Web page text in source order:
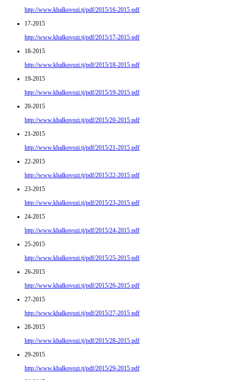
http://www.khalkovozi.tj/pdf/2015/16-2015.pdf
17-2015
http://www.khalkovozi.tj/pdf/2015/17-2015.pdf
18-2015
http://www.khalkovozi.tj/pdf/2015/18-2015.pdf
19-2015
http://www.khalkovozi.tj/pdf/2015/19-2015.pdf
20-2015
http://www.khalkovozi.tj/pdf/2015/20-2015.pdf
21-2015
http://www.khalkovozi.tj/pdf/2015/21-2015.pdf
22-2015
http://www.khalkovozi.tj/pdf/2015/22-2015.pdf
23-2015
http://www.khalkovozi.tj/pdf/2015/23-2015.pdf
24-2015
http://www.khalkovozi.tj/pdf/2015/24-2015.pdf
25-2015
http://www.khalkovozi.tj/pdf/2015/25-2015.pdf
26-2015
http://www.khalkovozi.tj/pdf/2015/26-2015.pdf
27-2015
http://www.khalkovozi.tj/pdf/2015/27-2015.pdf
28-2015
http://www.khalkovozi.tj/pdf/2015/28-2015.pdf
29-2015
http://www.khalkovozi.tj/pdf/2015/29-2015.pdf